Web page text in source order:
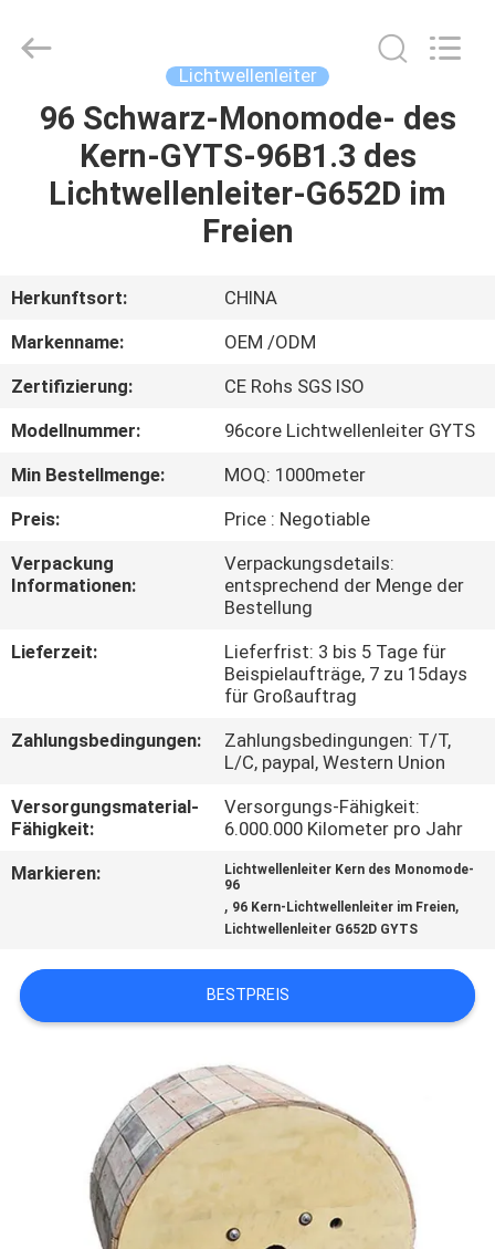
HAUS
PRODUKTE
UNS
AUSFLUG
QUALITÄTSKONTROLLE
TRETEN
SIE
UNS
VERBINDUNG
NACHRICHTEN
FÄLLE
DATENSCHUTZRICHTLINIE
Technology
Co.,Ltd..
Developed
Lichtwellenleiter
96 Schwarz-Monomode- des
Kern-GYTS-96B1.3 des
Lichtwellenleiter-G652D im
Freien
Herkunftsort:
CHINA
Markenname:
OEM /ODM
Zertifizierung:
CE Rohs SGS ISO
Modellnummer:
96core Lichtwellenleiter GYTS
Min Bestellmenge:
MOQ: 1000meter
Preis:
Price : Negotiable
Verpackung
Informationen:
Verpackungsdetails:
entsprechend der Menge der
Bestellung
Lieferzeit:
Lieferfrist: 3 bis 5 Tage für
Beispielaufträge, 7 zu 15days
für Großauftrag
Zahlungsbedingungen:
Zahlungsbedingungen: T/T,
L/C, paypal, Western Union
Versorgungsmaterial-
Fähigkeit:
Versorgungs-Fähigkeit:
6.000.000 Kilometer pro Jahr
Markieren:
Lichtwellenleiter Kern des Monomode-
96
, 96 Kern-Lichtwellenleiter im Freien,
Lichtwellenleiter G652D GYTS
BESTPREIS